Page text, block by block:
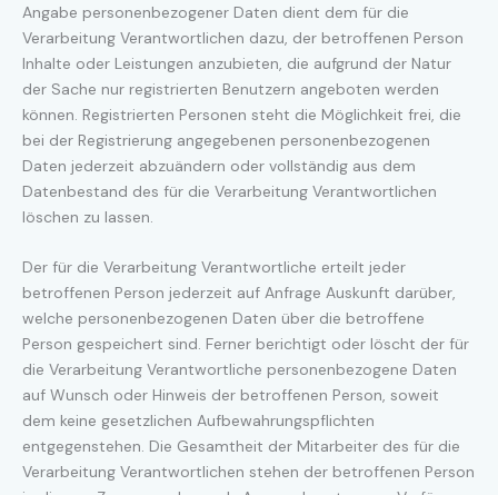
Angabe personenbezogener Daten dient dem für die
Verarbeitung Verantwortlichen dazu, der betroffenen Person
Inhalte oder Leistungen anzubieten, die aufgrund der Natur
der Sache nur registrierten Benutzern angeboten werden
können. Registrierten Personen steht die Möglichkeit frei, die
bei der Registrierung angegebenen personenbezogenen
Daten jederzeit abzuändern oder vollständig aus dem
Datenbestand des für die Verarbeitung Verantwortlichen
löschen zu lassen.
Der für die Verarbeitung Verantwortliche erteilt jeder
betroffenen Person jederzeit auf Anfrage Auskunft darüber,
welche personenbezogenen Daten über die betroffene
Person gespeichert sind. Ferner berichtigt oder löscht der für
die Verarbeitung Verantwortliche personenbezogene Daten
auf Wunsch oder Hinweis der betroffenen Person, soweit
dem keine gesetzlichen Aufbewahrungspflichten
entgegenstehen. Die Gesamtheit der Mitarbeiter des für die
Verarbeitung Verantwortlichen stehen der betroffenen Person